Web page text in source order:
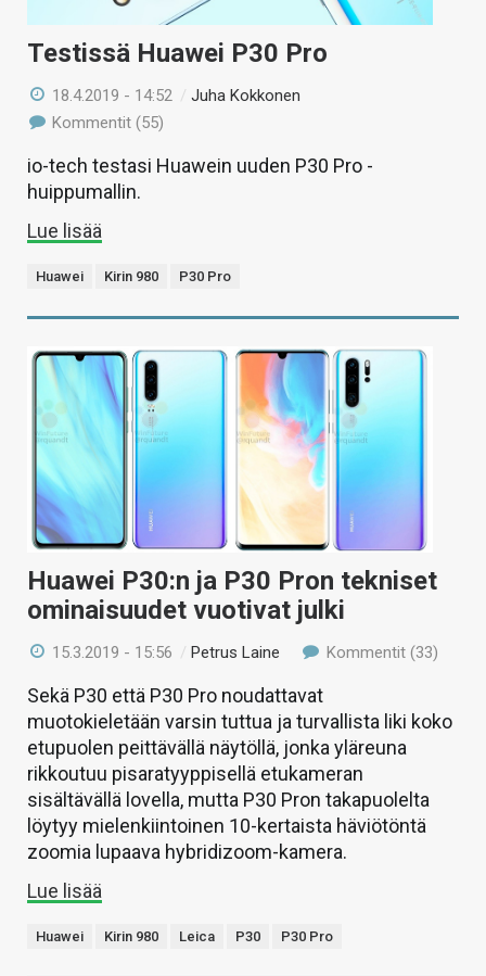
Testissä Huawei P30 Pro
18.4.2019 - 14:52 /Juha Kokkonen
Kommentit (55)
io-tech testasi Huawein uuden P30 Pro -
huippumallin.
Lue lisää
Huawei Kirin 980 P30 Pro
Huawei P30:n ja P30 Pron tekniset
ominaisuudet vuotivat julki
15.3.2019 - 15:56 /Petrus Laine Kommentit (33)
Sekä P30 että P30 Pro noudattavat
muotokieletään varsin tuttua ja turvallista liki koko
etupuolen peittävällä näytöllä, jonka yläreuna
rikkoutuu pisaratyyppisellä etukameran
sisältävällä lovella, mutta P30 Pron takapuolelta
löytyy mielenkiintoinen 10-kertaista häviötöntä
zoomia lupaava hybridizoom-kamera.
Lue lisää
Huawei Kirin 980 Leica P30 P30 Pro